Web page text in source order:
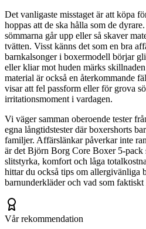
Det vanligaste misstaget är att köpa
hoppas att de ska hålla som de
sömmarna går upp eller så skaver
tvätten. Visst känns det som en bra
barnkalsonger i boxermodell börjar
eller kliar mot huden märks
material är också en återkommande
visar att fel passform eller för grova
irritationsmoment i vardagen.
Vi väger samman oberoende tester
egna långtidstester där boxershorts
familjer. Affärslänkar påverkar inte
är det Björn Borg Core Boxer 5-pack
slitstyrka, komfort och låga
hittar du också tips om allergivänliga
barnunderkläder och vad som
Vår rekommendation